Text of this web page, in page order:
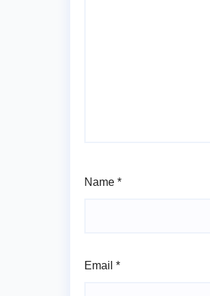
Name *
Email *